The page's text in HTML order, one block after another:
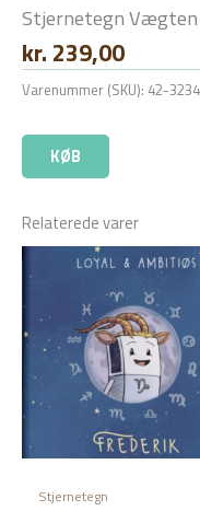
Stjernetegn Vægten
kr. 239,00
Varenummer (SKU): 42-3234
KØB
Relaterede varer
Stjernetegn